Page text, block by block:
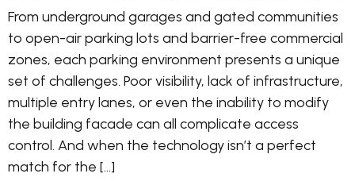
From underground garages and gated communities
to open-air parking lots and barrier-free commercial
zones, each parking environment presents a unique
set of challenges. Poor visibility, lack of infrastructure,
multiple entry lanes, or even the inability to modify
the building facade can all complicate access
control. And when the technology isn’t a perfect
match for the […]